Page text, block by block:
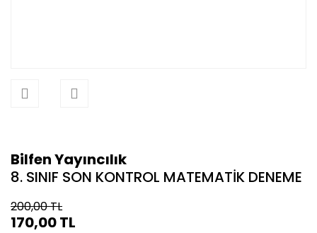
Bilfen Yayıncılık
8. SINIF SON KONTROL MATEMATİK DENEME
200,00 TL
170,00 TL